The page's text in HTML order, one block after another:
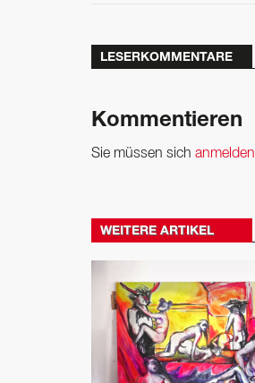
LESERKOMMENTARE
Kommentieren
Sie müssen sich anmelden
WEITERE ARTIKEL